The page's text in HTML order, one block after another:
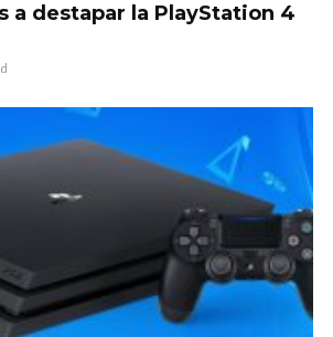
a destapar la PlayStation 4